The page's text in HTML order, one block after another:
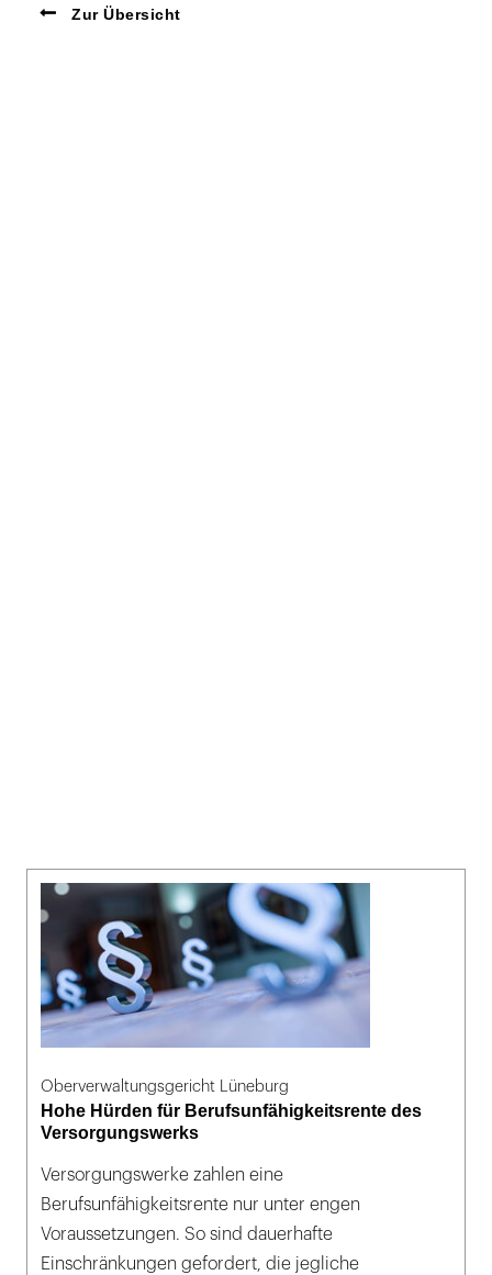
Zur Übersicht
Oberverwaltungsgericht Lüneburg
Hohe Hürden für Berufsunfähigkeitsrente des
Versorgungswerks
Versorgungswerke zahlen eine
Berufsunfähigkeitsrente nur unter engen
Voraussetzungen. So sind dauerhafte
Einschränkungen gefordert, die jegliche